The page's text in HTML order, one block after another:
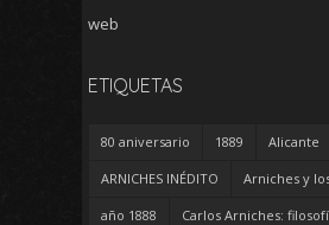
web
ETIQUETAS
80 aniversario 1889 Alicante
ARNICHES INÉDITO Arniches y
año 1888 Carlos Arniches: